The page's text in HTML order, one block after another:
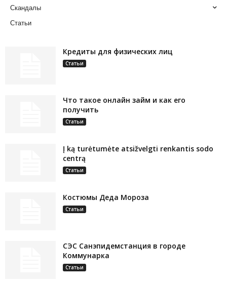
Скандалы
Статьи
Кредиты для физических лиц
Статьи
Что такое онлайн займ и как его
получить
Статьи
Į ką turėtumėte atsižvelgti renkantis sodo
centrą
Статьи
Костюмы Деда Мороза
Статьи
СЭС Санэпидемстанция в городе
Коммунарка
Статьи